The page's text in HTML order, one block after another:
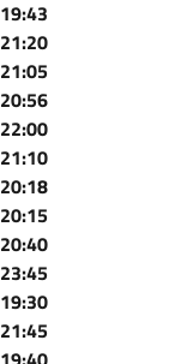
19:43
21:20
21:05
20:56
22:00
21:10
20:18
20:15
20:40
23:45
19:30
21:45